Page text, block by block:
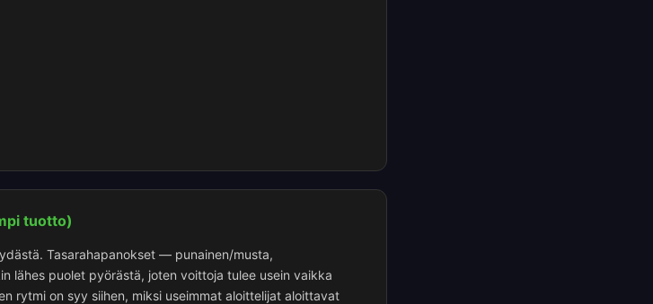
tuotto)
Tasarahapanokset — punainen/musta,
lähes puolet pyörästä, joten voittoja tulee usein vaikka
rytmi on syy siihen, miksi useimmat aloittelijat aloittavat